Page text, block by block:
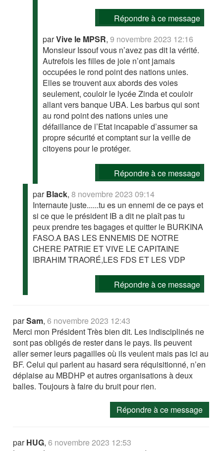
Répondre à ce message
parVive le MPSR,9 novembre 2023 12:16
Monsieur Issouf vous n’avez pas dit la vérité.
Autrefois les filles de joie n’ont jamais
occupées le rond point des nations unies.
Elles se trouvent aux abords des voies
seulement, couloir le lycée Zinda et couloir
allant vers banque UBA. Les barbus qui sont
au rond point des nations unies une
défaillance de l’Etat incapable d’assumer sa
propre sécurité et comptant sur la veille de
citoyens pour le protéger.
Répondre à ce message
parBlack,8 novembre 2023 09:14
Internaute juste......tu es un ennemi de ce pays et
si ce que le président IB a dit ne plaît pas tu
peux prendre tes bagages et quitter le BURKINA
FASO.A BAS LES ENNEMIS DE NOTRE
CHERE PATRIE ET VIVE LE CAPITAINE
IBRAHIM TRAORÉ,LES FDS ET LES VDP
Répondre à ce message
parSam,6 novembre 2023 12:43
Merci mon Président Très bien dit. Les indisciplinés ne
sont pas obligés de rester dans le pays. Ils peuvent
aller semer leurs pagailles où ils veulent mais pas ici au
BF. Celui qui parlent au hasard sera réquisitionné, n’en
déplaise au MBDHP et autres organisations à deux
balles. Toujours à faire du bruit pour rien.
Répondre à ce message
parHUG,6 novembre 2023 12:53